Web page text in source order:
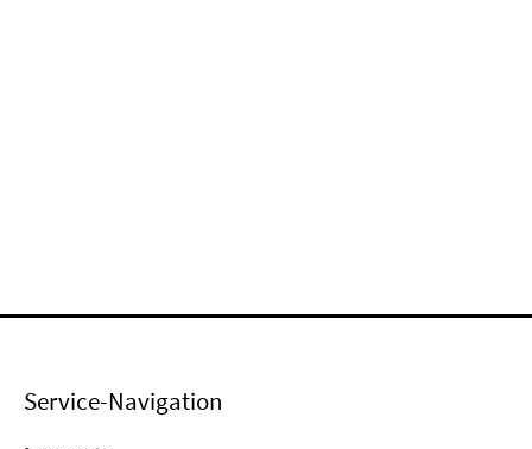
Service-Navigation